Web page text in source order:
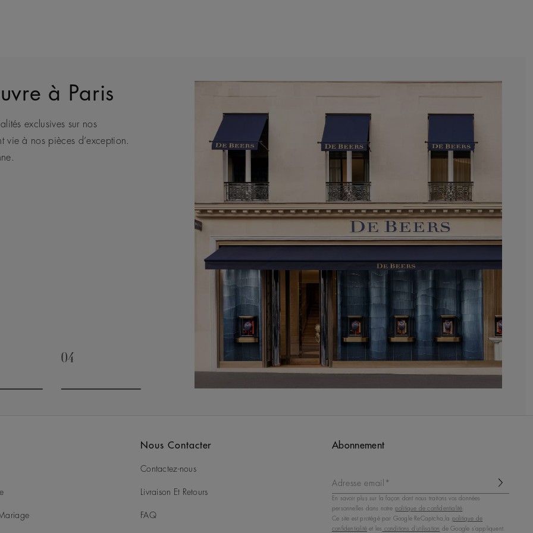
à Paris
exclusives sur nos
vie à nos pièces d’exception.
Maison de joaillerie de luxe
des conseils de nos
De Beers représente
04
Nous Contacter
Contactez-nous
Livraison Et Retours
FAQ
Abonnement
Adresse email*
En savoir plus sur la façon dont nous traitons vos données
personnelles dans notre politique de confidentialité.
Ce site est protégé par Google ReCaptcha,la politique de
confidentialité et les conditions d'utilisation de Google s'appliquent.